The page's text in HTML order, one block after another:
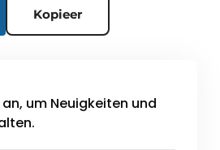
Kopieer
um Neuigkeiten und